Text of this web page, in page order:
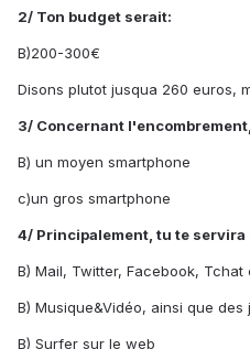
2/ Ton budget serait:
B)200-300€
Disons plutot jusqua 260 euros,
3/ Concernant
B) un moyen smartphone
c)un gros smartphone
4/ Principalement, tu te servira
B) Mail, Twitter, Facebook,
B) Musique&Vidéo, ainsi que des
B) Surfer sur le web